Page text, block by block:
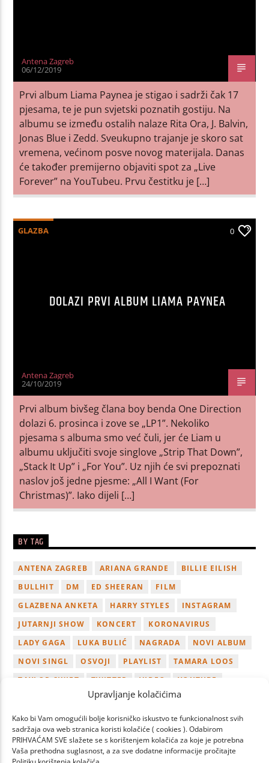
Upravljanje kolačićima
Kako bi Vam omogućili bolje korisničko iskustvo te funkcionalnost svih
sadržaja ova web stranica koristi kolačiće ( cookies ). Odabirom
PRIHVAĆAM SVE slažete se s korištenjem kolačića za koje je potrebna
Vaša prethodna suglasnost, a za sve dodatne informacije pročitajte
Antena Zagreb
06/12/2019
Prvi album Liama Paynea je stigao i sadrži čak 17
pjesama, te je pun svjetski poznatih gostiju. Na
albumu se između ostalih nalaze Rita Ora, J. Balvin,
Jonas Blue i Zedd. Sveukupno trajanje je skoro sat
vremena, većinom posve novog materijala. Danas
će također premijerno objaviti spot za „Live
Forever” na YouTubeu. Prvu čestitku je […]
GLAZBA 0
DOLAZI PRVI ALBUM LIAMA PAYNEA
Antena Zagreb
24/10/2019
Prvi album bivšeg člana boy benda One Direction
dolazi 6. prosinca i zove se „LP1”. Nekoliko
pjesama s albuma smo već čuli, jer će Liam u
albumu uključiti svoje singlove „Strip That Down”,
„Stack It Up” i „For You”. Uz njih će svi prepoznati
naslov još jedne pjesme: „All I Want (For
Christmas)”. Iako dijeli […]
BY TAG
ANTENA ZAGREB ARIANA GRANDE
BILLIE EILISH
BULLHIT
DM ED SHEERAN
FILM
GLAZBENA ANKETA
HARRY STYLES
INSTAGRAM
JUTARNJI SHOW
KONCERT
KORONAVIRUS
LADY GAGA
LUKA BULIĆ NAGRADA
NOVI ALBUM
NOVI SINGL
OSVOJI PLAYLIST
TAMARA LOOS
TAYLOR SWIFT
TWITTER VIDEO
YOUTUBE